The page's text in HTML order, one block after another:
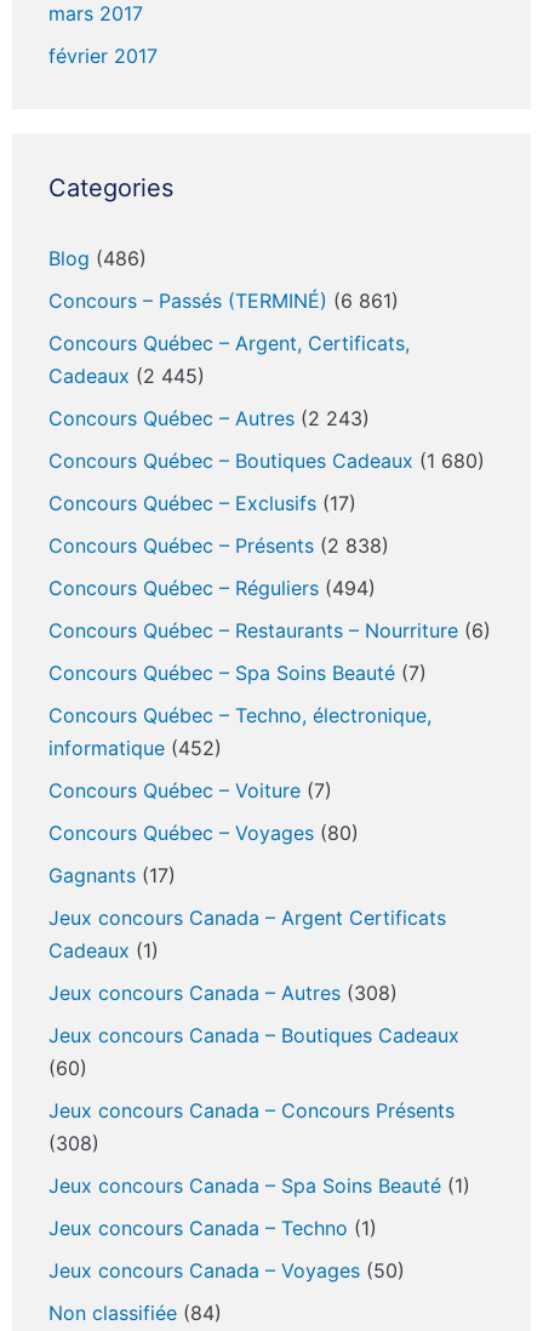
mars 2017
février 2017
Categories
Blog (486)
Concours – Passés (TERMINÉ) (6 861)
Concours Québec – Argent, Certificats,
Cadeaux (2 445)
Concours Québec – Autres (2 243)
Concours Québec – Boutiques Cadeaux (1 680)
Concours Québec – Exclusifs (17)
Concours Québec – Présents (2 838)
Concours Québec – Réguliers (494)
Concours Québec – Restaurants – Nourriture (6)
Concours Québec – Spa Soins Beauté (7)
Concours Québec – Techno, électronique,
informatique (452)
Concours Québec – Voiture (7)
Concours Québec – Voyages (80)
Gagnants (17)
Jeux concours Canada – Argent Certificats
Cadeaux (1)
Jeux concours Canada – Autres (308)
Jeux concours Canada – Boutiques Cadeaux
(60)
Jeux concours Canada – Concours Présents
(308)
Jeux concours Canada – Spa Soins Beauté (1)
Jeux concours Canada – Techno (1)
Jeux concours Canada – Voyages (50)
Non classifiée (84)